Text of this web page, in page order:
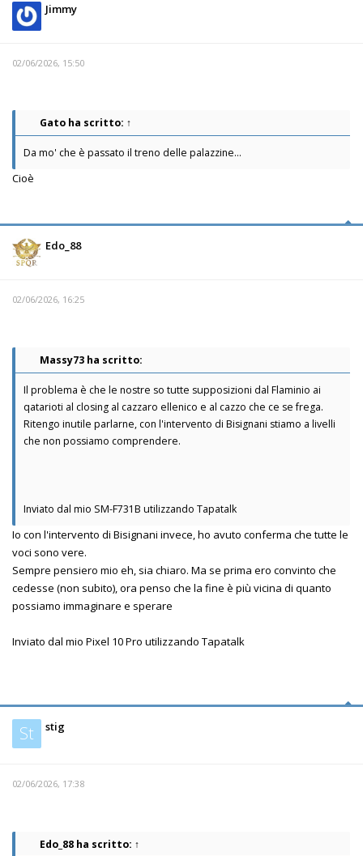
Jimmy
02/06/2026, 15:50
Gato ha scritto: ↑
Da mo' che è passato il treno delle palazzine...
Cioè
Edo_88
02/06/2026, 16:25
Massy73 ha scritto:
Il problema è che le nostre so tutte supposizioni dal Flaminio ai
qatarioti al closing al cazzaro ellenico e al cazzo che ce se frega.
Ritengo inutile parlarne, con l'intervento di Bisignani stiamo a livelli
che non possiamo comprendere.
Inviato dal mio SM-F731B utilizzando Tapatalk
Io con l'intervento di Bisignani invece, ho avuto conferma che tutte le
voci sono vere.
Sempre pensiero mio eh, sia chiaro. Ma se prima ero convinto che
cedesse (non subito), ora penso che la fine è più vicina di quanto
possiamo immaginare e sperare
Inviato dal mio Pixel 10 Pro utilizzando Tapatalk
St stig
02/06/2026, 17:38
Edo_88 ha scritto: ↑